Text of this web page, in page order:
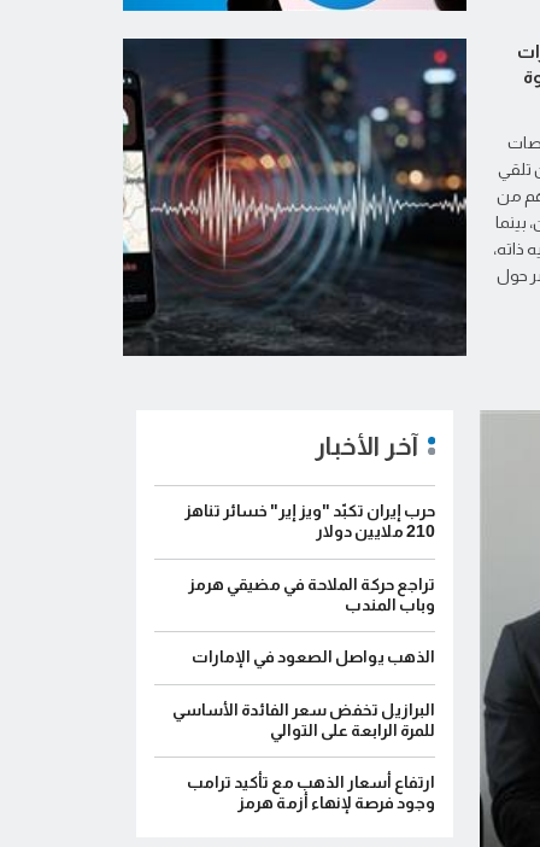
تلقي
من
بينما
ذاته،
حول
آخر الأخبار
حرب إيران تكبّد "ويز إير" خسائر تناهز
210 ملايين دولار
تراجع حركة الملاحة في مضيقي هرمز
وباب المندب
الذهب يواصل الصعود في الإمارات
البرازيل تخفض سعر الفائدة الأساسي
للمرة الرابعة على التوالي
ارتفاع أسعار الذهب مع تأكيد ترامب
وجود فرصة لإنهاء أزمة هرمز